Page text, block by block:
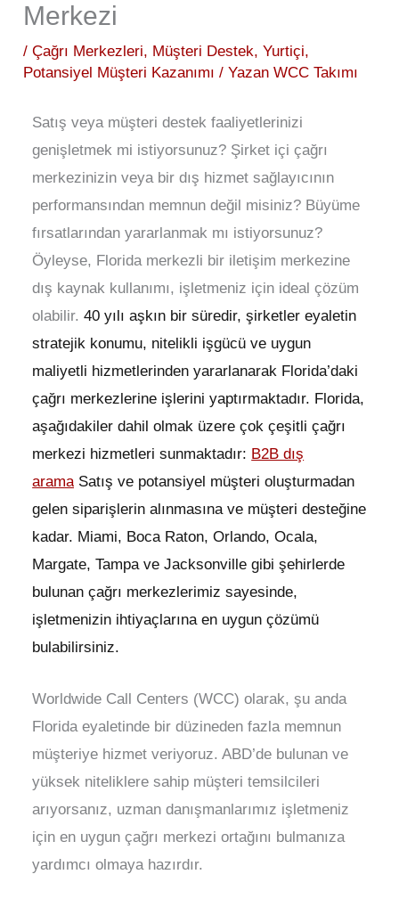
Merkezi
/Çağrı Merkezleri, Müşteri Destek,Yurtiçi,
Potansiyel Müşteri Kazanımı / YazanWCC Takımı
Satış veya müşteri destek faaliyetlerinizi
genişletmek mi istiyorsunuz? Şirket içi çağrı
merkezinizin veya bir dış hizmet sağlayıcının
performansından memnun değil misiniz? Büyüme
fırsatlarından yararlanmak mı istiyorsunuz?
Öyleyse, Florida merkezli bir iletişim merkezine
dış kaynak kullanımı, işletmeniz için ideal çözüm
olabilir.40 yılı aşkın bir süredir, şirketler eyaletin
stratejik konumu, nitelikli işgücü ve uygun
maliyetli hizmetlerinden yararlanarak Florida’daki
çağrı merkezlerine işlerini yaptırmaktadır. Florida,
aşağıdakiler dahil olmak üzere çok çeşitli çağrı
merkezi hizmetleri sunmaktadır: B2B dış
arama Satış ve potansiyel müşteri oluşturmadan
gelen siparişlerin alınmasına ve müşteri desteğine
kadar. Miami, Boca Raton, Orlando, Ocala,
Margate, Tampa ve Jacksonville gibi şehirlerde
bulunan çağrı merkezlerimiz sayesinde,
işletmenizin ihtiyaçlarına en uygun çözümü
bulabilirsiniz.
Worldwide Call Centers (WCC) olarak, şu anda
Florida eyaletinde bir düzineden fazla memnun
müşteriye hizmet veriyoruz. ABD’de bulunan ve
yüksek niteliklere sahip müşteri temsilcileri
arıyorsanız, uzman danışmanlarımız işletmeniz
için en uygun çağrı merkezi ortağını bulmanıza
yardımcı olmaya hazırdır.